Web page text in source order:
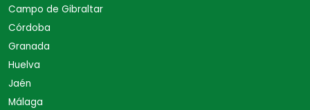
Campo de Gibraltar
Córdoba
Granada
Huelva
Jaén
Málaga